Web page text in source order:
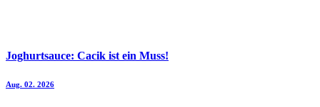
Joghurtsauce: Cacik ist ein Muss!
Aug. 02. 2026